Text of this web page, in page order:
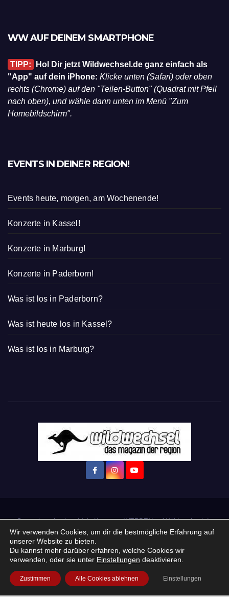
WW AUF DEINEM SMARTPHONE
TIPP:
Hol Dir jetzt Wildwechsel.de ganz einfach als
"App" auf dein iPhone: Klicke unten (Safari) oder oben
rechts (Chrome) auf den "Teilen-Button" (Quadrat mit Pfeil
nach oben), und wähle dann unten im Menü "Zum
Homebildschirm".
EVENTS IN DEINER REGION!
Events heute, morgen, am Wochenende!
Konzerte in Kassel!
Konzerte in Marburg!
Konzerte in Paderborn!
Was ist los in Paderborn?
Was ist heute los in Kassel?
Was ist los in Marburg?
Startseite Login Mein Konto · WERBEN auf Wildwechsel.de
+ Neue Veranstaltung eintragen:
Impressum / Datenschutzerklärung Praktikum, Ausbildung & Jobs
Wir verwenden Cookies, um dir die bestmögliche Erfahrung auf
unserer Website zu bieten.
Du kannst mehr darüber erfahren, welche Cookies wir
verwenden, oder sie unter Einstellungen deaktivieren.
Zustimmen Alle Cookies ablehnen Einstellungen